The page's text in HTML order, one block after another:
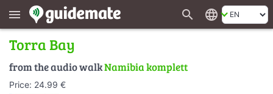
menu search language
Torra Bay
from the audio walkNamibia komplett
Price: 24.99 €